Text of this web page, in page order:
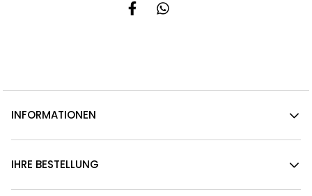
INFORMATIONEN
IHRE BESTELLUNG